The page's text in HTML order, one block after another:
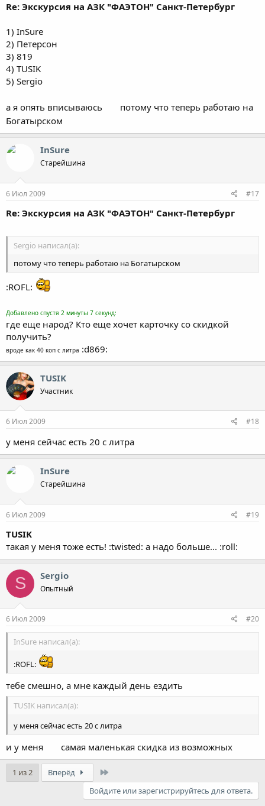
Re: Экскурсия на АЗК "ФАЭТОН" Санкт-Петербург
1) InSure
2) Петерсон
3) 819
4) TUSIK
5) Sergio
а я опять вписываюсь
потому что теперь работаю на
Богатырском
InSure
Старейшина
6 Июл 2009 #17
Re: Экскурсия на АЗК "ФАЭТОН" Санкт-Петербург
Sergio написал(а):
потому что теперь работаю на Богатырском
:ROFL:
Добавлено спустя 2 минуты 7 секунд:
где еще народ? Кто еще хочет карточку со скидкой
получить?
вроде как 40 коп с литра :d869:
TUSIK
Участник
6 Июл 2009 #18
у меня сейчас есть 20 с литра
InSure
Старейшина
6 Июл 2009 #19
TUSIK
такая у меня тоже есть! :twisted: а надо больше... :roll:
S Sergio
Опытный
6 Июл 2009 #20
InSure написал(а):
:ROFL:
тебе смешно, а мне каждый день ездить
TUSIK написал(а):
у меня сейчас есть 20 с литра
и у меня самая маленькая скидка из возможных
1 из 2 Вперёд
Войдите или зарегистрируйтесь для ответа.